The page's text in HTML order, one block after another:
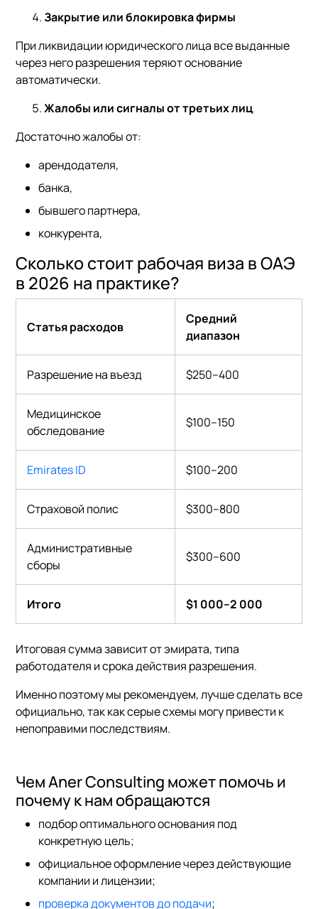
Закрытие или блокировка фирмы
При ликвидации юридического лица все выданные
через него разрешения теряют основание
автоматически.
Жалобы или сигналы от третьих лиц
Достаточно жалобы от:
арендодателя,
банка,
бывшего партнера,
конкурента,
Сколько стоит рабочая виза в ОАЭ
в 2026 на практике?
Статья расходов
Средний
диапазон
Разрешение на въезд $250–400
Медицинское
обследование
$100–150
Emirates ID $100–200
Страховой полис $300–800
Административные
сборы
$300–600
Итого $1 000–2 000
Итоговая сумма зависит от эмирата, типа
работодателя и срока действия разрешения.
Именно поэтому мы рекомендуем, лучше сделать все
официально, так как серые схемы могу привести к
непоправими последствиям.
Чем Aner Consulting может помочь и
почему к нам обращаются
подбор оптимального основания под
конкретную цель;
официальное оформление через действующие
компании и лицензии;
проверка документов до подачи;